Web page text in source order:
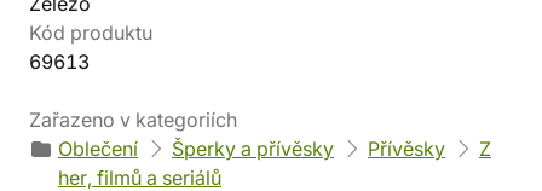
Kód produktu
69613
Zařazeno v kategoriích
Oblečení
Šperky a přívěsky Přívěsky
Z
her, filmů a seriálů